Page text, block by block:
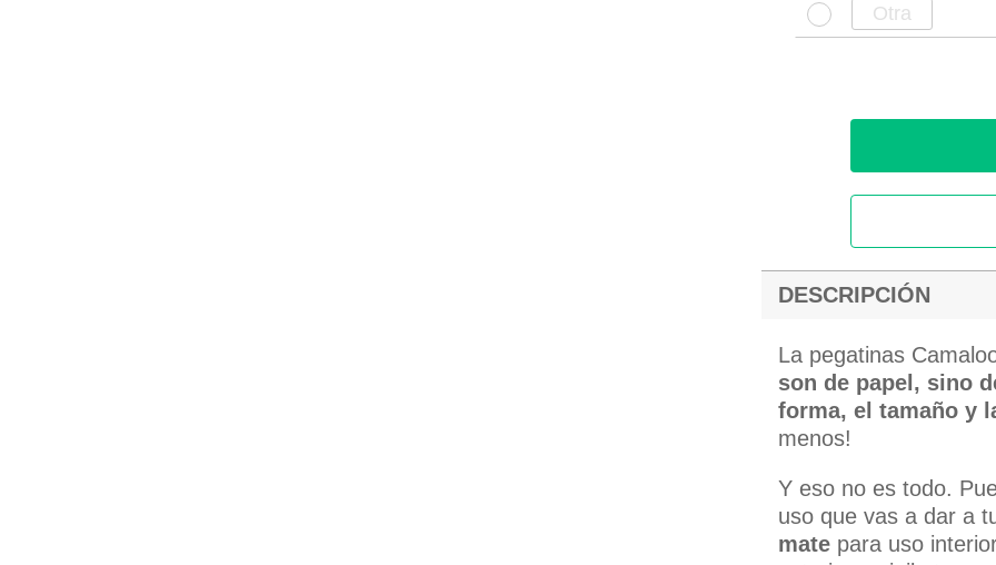
DESCRIPCIÓN
La pegatinas
son de papel, sino
forma, el tamaño y
menos!
Y eso no es todo.
uso que vas a dar a
matepara uso